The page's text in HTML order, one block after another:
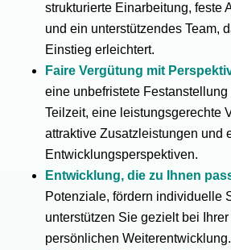
strukturierte Einarbeitung, feste
und ein unterstützendes Team,
Einstieg erleichtert.
Faire Vergütung mit
eine unbefristete
Teilzeit, eine leistungsgerechte
attraktive Zusatzleistungen und
Entwicklungsperspektiven.
Entwicklung, die zu Ihnen
Potenziale, fördern individuelle
unterstützen Sie gezielt bei
persönlichen Weiterentwicklung.